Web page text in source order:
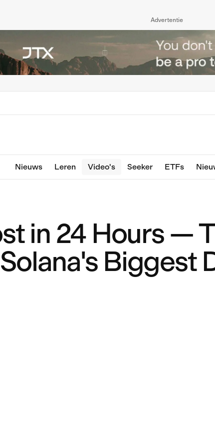
Advertentie
Nieuws Leren Video's Seeker ETFs
in 24 Hours —
Solana's Biggest